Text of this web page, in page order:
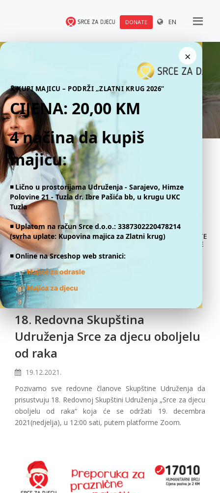
DONATE EN
×
🎗 KUPI MAJICU – PODRŽI „ZLATNI KRUG 2026“
CIJENA: 20,00 KM
4 načina da kupiš
majicu:
◾️ Lično u prostorijama Udruženja - Sarajevo, Himze
Polovine 21 - Tuzla dr. Ibre Pašića bb, u krugu UKC
Tuzla
◾️ Uplatom na račun Srce d.o.o.: 3387302220478214
(svrha uplate: Kupovina majica za Zlatni krug)
◾️ Online na Srceshop web stranici:
👕Majice za odrasle
👕Majica za djecu
DONATE
ONLINE
Events
18. Redovna Skupština
Udruženja Srce za djecu oboljelu
od raka
19.12.2021.
Pozivamo sve redovne članove Skupštine Udruženja da
prisustvuju 18. Redovnoj Skupštini Udruženja „Srce za djecu
oboljelu od raka“ koja će se održati 19. decembra
2021(nedjelja), u 12:00 sati, putem platforme Zoom.